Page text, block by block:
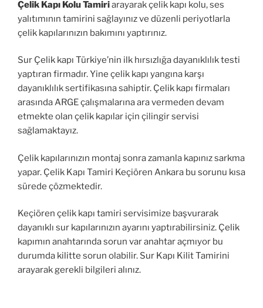
Çelik Kapı Kolu Tamiriarayarak çelik kapı kolu, ses
yalıtımının tamirini sağlayınız ve düzenli periyotlarla
çelik kapılarınızın bakımını yaptırınız.
Sur Çelik kapı Türkiye’nin ilk hırsızlığa dayanıklılık testi
yaptıran firmadır. Yine çelik kapı yangına karşı
dayanıklılık sertifikasına sahiptir. Çelik kapı firmaları
arasında ARGE çalışmalarına ara vermeden devam
etmekte olan çelik kapılar için çilingir servisi
sağlamaktayız.
Çelik kapılarınızın montaj sonra zamanla kapınız sarkma
yapar. Çelik Kapı Tamiri Keçiören Ankara bu sorunu kısa
sürede çözmektedir.
Keçiören çelik kapı tamiri servisimize başvurarak
dayanıklı sur kapılarınızın ayarını yaptırabilirsiniz. Çelik
kapımın anahtarında sorun var anahtar açmıyor bu
durumda kilitte sorun olabilir. Sur Kapı Kilit Tamirini
arayarak gerekli bilgileri alınız.